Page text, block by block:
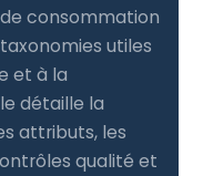
consommation
utiles
et à la
détaille la
attributs, les
qualité et